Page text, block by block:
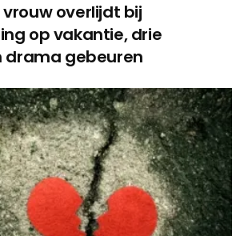
overlijdt bij
op vakantie, drie
drama gebeuren